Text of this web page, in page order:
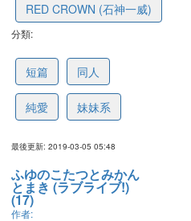
RED CROWN (石神一威)
分類:
短篇 同人
純愛 妹妹系
最後更新: 2019-03-05 05:48
ふゆのこたつとみかん
とまき (ラブライブ!)
(17)
作者: